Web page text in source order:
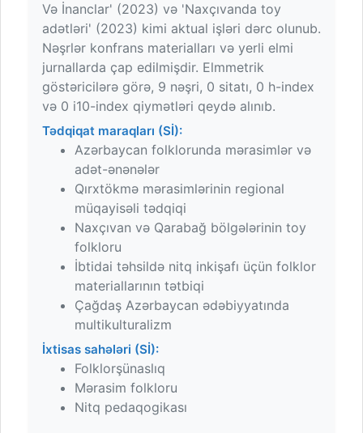
Və İnanclar' (2023) və 'Naxçıvanda toy
adətləri' (2023) kimi aktual işləri dərc olunub.
Nəşrlər konfrans materialları və yerli elmi
jurnallarda çap edilmişdir. Elmmetrik
göstəricilərə görə, 9 nəşri, 0 sitatı, 0 h-index
və 0 i10-index qiymətləri qeydə alınıb.
Tədqiqat maraqları (Sİ):
Azərbaycan folklorunda mərasimlər və
adət-ənənələr
Qırxtökmə mərasimlərinin regional
müqayisəli tədqiqi
Naxçıvan və Qarabağ bölgələrinin toy
folkloru
İbtidai təhsildə nitq inkişafı üçün folklor
materiallarının tətbiqi
Çağdaş Azərbaycan ədəbiyyatında
multikulturalizm
İxtisas sahələri (Sİ):
Folklorşünaslıq
Mərasim folkloru
Nitq pedaqogikası